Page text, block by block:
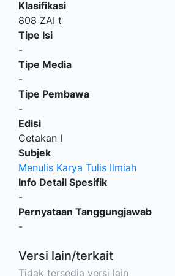
Klasifikasi
808 ZAI t
Tipe Isi
-
Tipe Media
-
Tipe Pembawa
-
Edisi
Cetakan I
Subjek
Menulis Karya Tulis Ilmiah
Info Detail Spesifik
-
Pernyataan Tanggungjawab
-
Versi lain/terkait
Tidak tersedia versi lain